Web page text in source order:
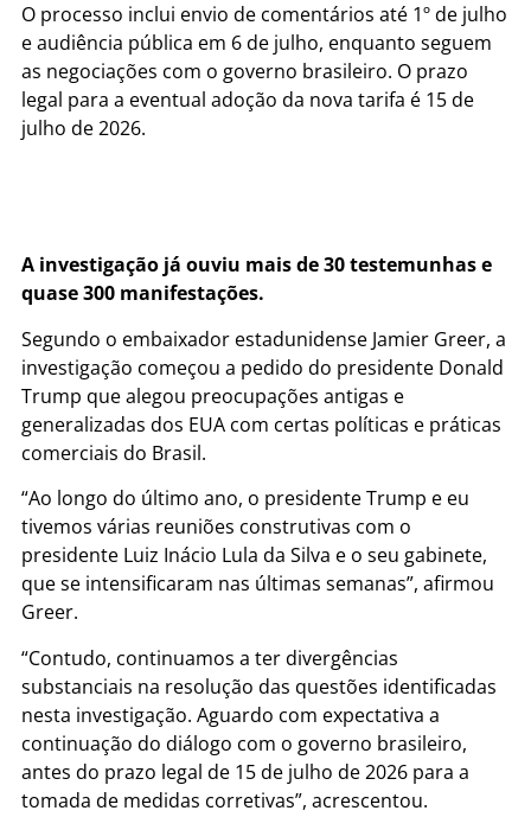
O processo inclui envio de comentários até 1º de julho
e audiência pública em 6 de julho, enquanto seguem
as negociações com o governo brasileiro. O prazo
legal para a eventual adoção da nova tarifa é 15 de
julho de 2026.
A investigação já ouviu mais de 30 testemunhas e
quase 300 manifestações.
Segundo o embaixador estadunidense Jamier Greer, a
investigação começou a pedido do presidente Donald
Trump que alegou preocupações antigas e
generalizadas dos EUA com certas políticas e práticas
comerciais do Brasil.
“Ao longo do último ano, o presidente Trump e eu
tivemos várias reuniões construtivas com o
presidente Luiz Inácio Lula da Silva e o seu gabinete,
que se intensificaram nas últimas semanas”, afirmou
Greer.
“Contudo, continuamos a ter divergências
substanciais na resolução das questões identificadas
nesta investigação. Aguardo com expectativa a
continuação do diálogo com o governo brasileiro,
antes do prazo legal de 15 de julho de 2026 para a
tomada de medidas corretivas”, acrescentou.